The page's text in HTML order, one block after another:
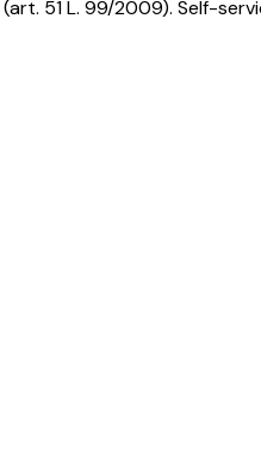
51 L. 99/2009). Self-